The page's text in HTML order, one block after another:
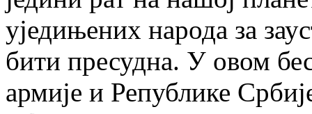
уједињених народа за
бити пресудна. У овом
армије и Републике